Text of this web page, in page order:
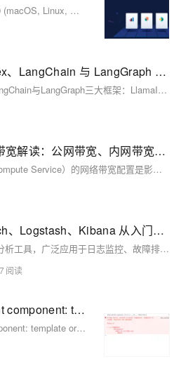
Elasticsearch Enterprise 9.4.0 (macOS, Linux, Windows) - 分布式搜索和分析引擎
大模型应用：LlamaIndex、LangChain 与 LangGraph 细节深度、协同应用.24
本文深度解析LlamaIndex、LangChain与LangGraph三大框架：LlamaIndex专注私有数据接入与检索，是LLM的“知识引擎”；LangChain提供模块化组件与链式编排，是基础开发“脚手架”；LangGraph基于状态图实现复杂流程控制，是进阶的“决策大脑”。三者协同构建“数据—工具—流程”全链路LLM应用体系。
阿里云服务器ECS网络带宽解读：公网带宽、内网带宽、突发带宽区别及使用注意事项
阿里云服务器ECS（Elastic Compute Service）的网络带宽配置是影响服务器性能的关键因素，涉及公网带宽、内网带宽及突发带宽三大核心维度。本文为大家系统解析这三类带宽的特性、配置方法及使用注意事项，助力用户精准优化网络架构。
ELK 圣经：Elasticsearch、Logstash、Kibana 从入门到精通
ELK是一套强大的日志管理和分析工具，广泛应用于日志监控、故障排查、业务分析等场景。本文档将详细介绍ELK的各个组件及其配置方法，帮助读者从零开始掌握ELK的使用。
Vue 报错Failed to mount component: template or render function not defined
Vue 报错Failed to mount component: template or render function not defined